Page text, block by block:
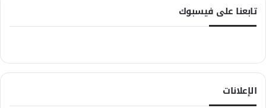
تابعنا على فيسبوك
الإعلانات